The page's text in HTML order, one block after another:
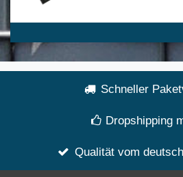
Schneller
Dropshipping
Qualität vom